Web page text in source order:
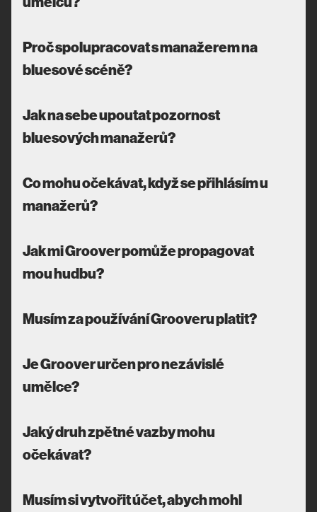
Proč spolupracovat s manažerem na
bluesové scéně?
Jak na sebe upoutat pozornost
bluesových manažerů?
Co mohu očekávat, když se přihlásím u
manažerů?
Jak mi Groover pomůže propagovat
mou hudbu?
Musím za používání Grooveru platit?
Je Groover určen pro nezávislé
umělce?
Jaký druh zpětné vazby mohu
očekávat?
Musím si vytvořit účet, abych mohl